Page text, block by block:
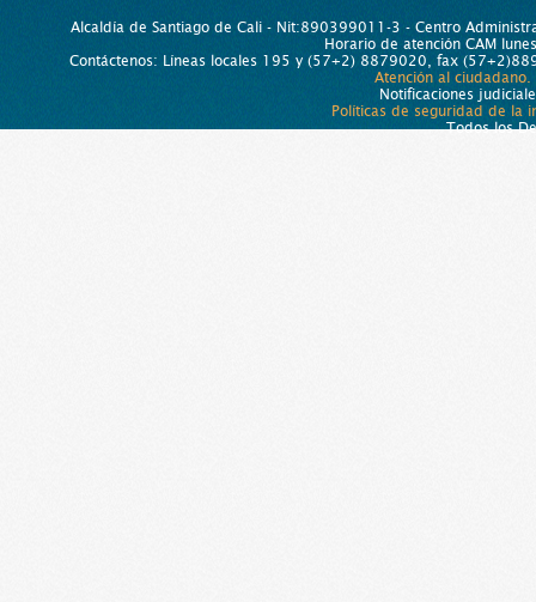
Alcaldía de Santiago de Cali - Nit:890399011-3 - Centro
Horario de atención CAM
Contáctenos: Líneas locales 195 y (57+2) 8879020, fax
Atención al ciudadano.
Notificaciones
Políticas de seguridad de la
Todos los